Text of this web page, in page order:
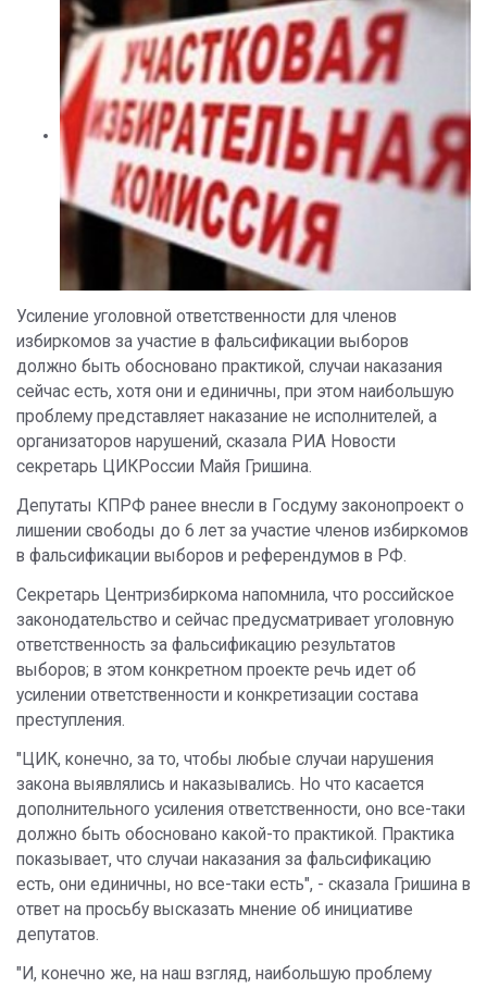
Усиление уголовной ответственности для членов
избиркомов за участие в фальсификации выборов
должно быть обосновано практикой, случаи наказания
сейчас есть, хотя они и единичны, при этом наибольшую
проблему представляет наказание не исполнителей, а
организаторов нарушений, сказала РИА Новости
секретарь ЦИКРоссии Майя Гришина.
Депутаты КПРФ ранее внесли в Госдуму законопроект о
лишении свободы до 6 лет за участие членов избиркомов
в фальсификации выборов и референдумов в РФ​​​.
Секретарь Центризбиркома напомнила, что российское
законодательство и сейчас предусматривает уголовную
ответственность за фальсификацию результатов
выборов; в этом конкретном проекте речь идет об
усилении ответственности и конкретизации состава
преступления.
"ЦИК, конечно, за то, чтобы любые случаи нарушения
закона выявлялись и наказывались. Но что касается
дополнительного усиления ответственности, оно все-таки
должно быть обосновано какой-то практикой. Практика
показывает, что случаи наказания за фальсификацию
есть, они единичны, но все-таки есть", - сказала Гришина в
ответ на просьбу высказать мнение об инициативе
депутатов.
"И, конечно же, на наш взгляд, наибольшую проблему